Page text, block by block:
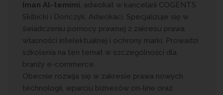
Iman Al-temimi, adwokat w kancelarii COGENTS
Skibicki i Dończyk. Adwokaci. Specjalizuje się w
świadczeniu pomocy prawnej z zakresu prawa
własności intelektualnej i ochrony marki. Prowadzi
szkolenia na ten temat w szczególności dla
branży e-commerce.
Obecnie rozwija się w zakresie prawa nowych
technologii, wparciu biznesów on-line oraz